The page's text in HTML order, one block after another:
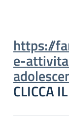
https://
e-
CLICCA